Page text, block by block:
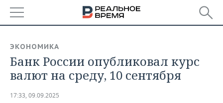
БАШКОРТОСТАН
ТАТАРСТАН
НОВОСТИ
АНАЛИТИКА
ЭКОНОМИКА
Банк России опубликовал курс
валют на среду, 10 сентября
17:33, 09.09.2025